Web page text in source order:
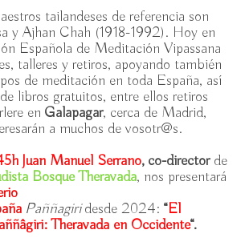
tailandeses de referencia son
y Ajhan Chah (1918-1992). Hoy en
Española de Meditación Vipassana
talleres y retiros, apoyando también
de meditación en toda España, así
libros gratuitos, entre ellos retiros
en Galapagar, cerca de Madrid,
a muchos de vosotr@s.
Juan Manuel Serrano, co-directorde
Bosque Theravada, nos presentará
Paññagiridesde 2024: “El
Theravada en Occidente“.